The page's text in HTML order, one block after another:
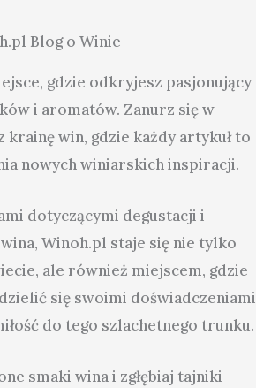
Blog o Winie
gdzie odkryjesz pasjonujący
i aromatów. Zanurz się w
win, gdzie każdy artykuł to
nowych winiarskich inspiracji.
dotyczącymi degustacji i
Winoh.pl staje się nie tylko
ale również miejscem, gdzie
się swoimi doświadczeniami
do tego szlachetnego trunku.
smaki wina i zgłębiaj tajniki